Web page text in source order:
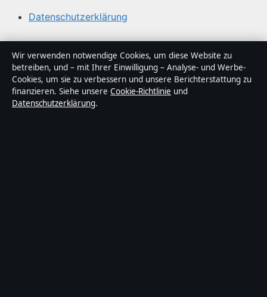
Datenschutzerklärung
Über Tageslage in Kürze
Tageslage ist ein unabhängiger digitaler
Nachrichtenanbieter mit Fokus auf Politik, Wirtschaft,
Technik und Gesellschaft in Deutschland. Jeder Artikel
Wir verwenden notwendige Cookies, um diese Website zu
betreiben, und – mit Ihrer Einwilligung – Analyse- und Werbe-
Cookies, um sie zu verbessern und unsere Berichterstattung zu
finanzieren. Siehe unsere Cookie-Richtlinie und
Datenschutzerklärung.